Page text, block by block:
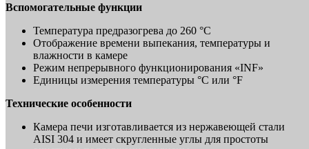
Вспомогательные функции
Температура предразогрева до 260 °C
Отображение времени выпекания, температуры и
влажности в камере
Режим непрерывного функционирования «INF»
Единицы измерения температуры °C или °F
Технические особенности
Камера печи изготавливается из нержавеющей стали
AISI 304 и имеет скругленные углы для простоты